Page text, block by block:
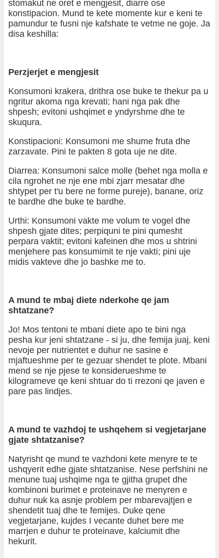
stomakut ne oret e mengjesit, diarre ose
konstipacion. Mund te kete momente kur e keni te
pamundur te fusni nje kafshate te vetme ne goje. Ja
disa keshilla:
Perzjerjet e mengjesit
Konsumoni krakera, drithra ose buke te thekur pa u
ngritur akoma nga krevati; hani nga pak dhe
shpesh; evitoni ushqimet e yndyrshme dhe te
skuqura.
Konstipacioni: Konsumoni me shume fruta dhe
zarzavate. Pini te pakten 8 gota uje ne dite.
Diarrea: Konsumoni salce molle (behet nga molla e
cila ngrohet ne nje ene mbi zjarr mesatar dhe
shtypet per t'u bere ne forme pureje), banane, oriz
te bardhe dhe buke te bardhe.
Urthi: Konsumoni vakte me volum te vogel dhe
shpesh gjate dites; perpiquni te pini qumesht
perpara vaktit; evitoni kafeinen dhe mos u shtrini
menjehere pas konsumimit te nje vakti; pini uje
midis vakteve dhe jo bashke me to.
A mund te mbaj diete nderkohe qe jam
shtatzane?
Jo! Mos tentoni te mbani diete apo te bini nga
pesha kur jeni shtatzane - si ju, dhe femija juaj, keni
nevoje per nutrientet e duhur ne sasine e
mjaftueshme per te gezuar shendet te plote. Mbani
mend se nje pjese te konsiderueshme te
kilogrameve qe keni shtuar do ti rrezoni qe javen e
pare pas lindjes.
A mund te vazhdoj te ushqehem si vegjetarjane
gjate shtatzanise?
Natyrisht qe mund te vazhdoni kete menyre te te
ushqyerit edhe gjate shtatzanise. Nese perfshini ne
menune tuaj ushqime nga te gjitha grupet dhe
kombinoni burimet e proteinave ne menyren e
duhur nuk ka asnje problem per mbarevajtjen e
shendetit tuaj dhe te femijes. Duke qene
vegjetarjane, kujdes I vecante duhet bere me
marrjen e duhur te proteinave, kalciumit dhe
hekurit.